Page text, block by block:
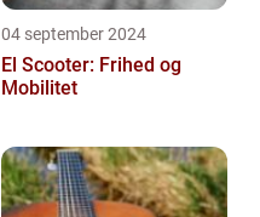
04 september 2024
El Scooter: Frihed og
Mobilitet